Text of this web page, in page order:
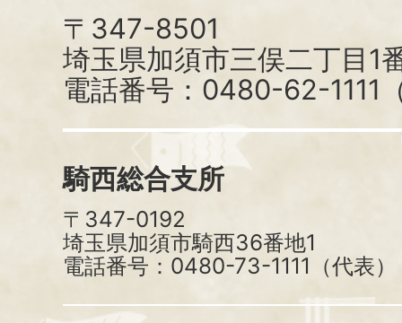
〒347-8501
埼玉県加須市三俣二丁目1
電話番号：0480-62-1111
騎西総合支所
〒347-0192
埼玉県加須市騎西36番地1
電話番号：0480-73-1111（代表）